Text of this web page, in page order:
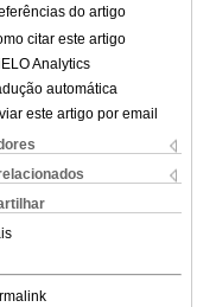
do artigo
citar este artigo
Analytics
automática
este artigo por email